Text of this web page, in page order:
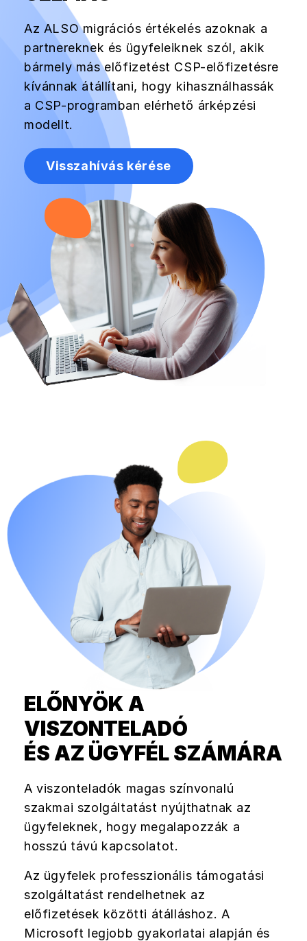
Az ALSO migrációs értékelés azoknak a
partnereknek és ügyfeleiknek szól, akik
bármely más előfizetést CSP-előfizetésre
kívánnak átállítani, hogy kihasználhassák
a CSP-programban elérhető árképzési
modellt.
Visszahívás kérése
ELŐNYÖK A
VISZONTELADÓ
ÉS AZ ÜGYFÉL SZÁMÁRA
A viszonteladók magas színvonalú
szakmai szolgáltatást nyújthatnak az
ügyfeleknek, hogy megalapozzák a
hosszú távú kapcsolatot.
Az ügyfelek professzionális támogatási
szolgáltatást rendelhetnek az
előfizetések közötti átálláshoz. A
Microsoft legjobb gyakorlatai alapján és